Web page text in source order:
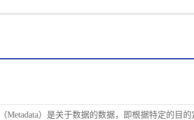
Metadata）是关于数据的数据，即根据特定的目